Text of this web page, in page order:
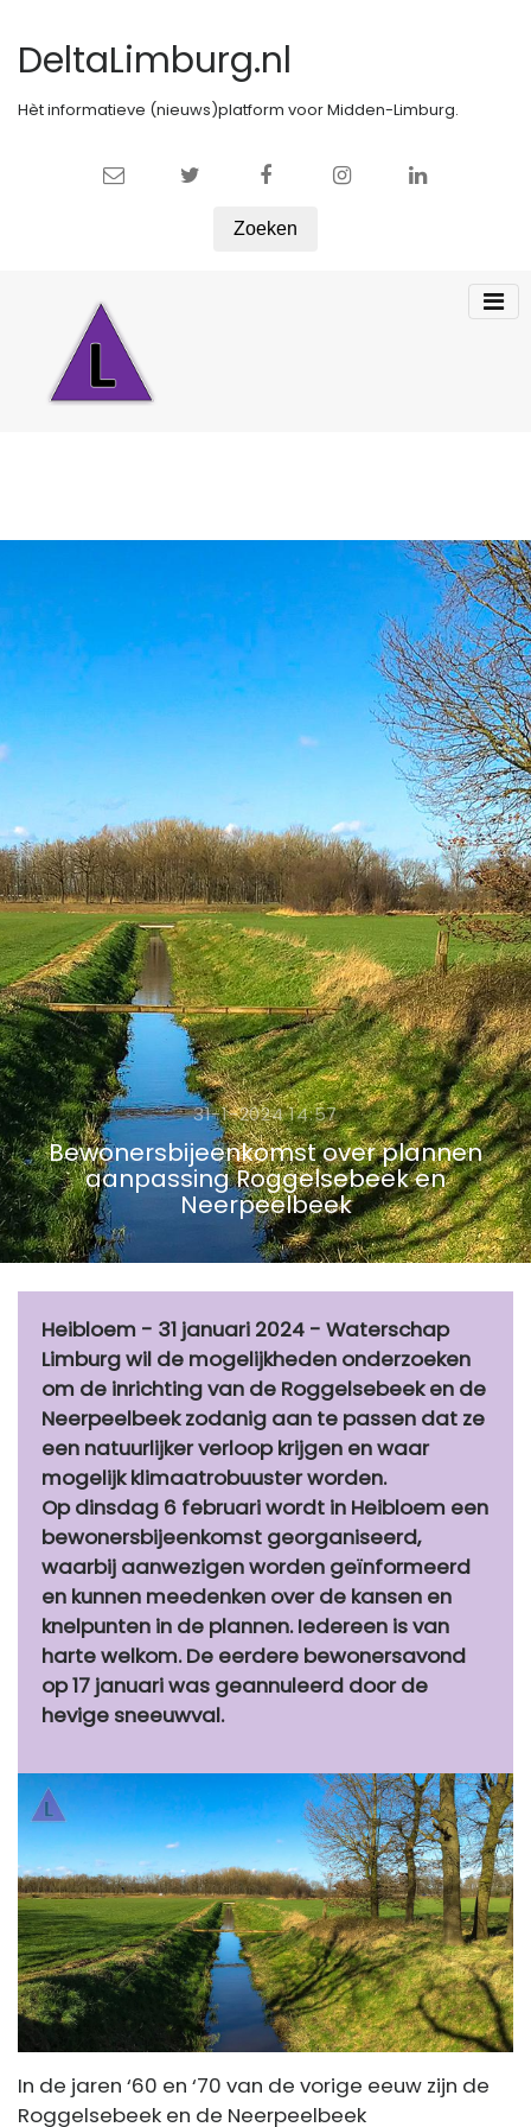
DeltaLimburg.nl
Hèt informatieve (nieuws)platform voor Midden-Limburg.
Zoeken
31-1-2024 14:57
Bewonersbijeenkomst over plannen
aanpassing Roggelsebeek en
Neerpeelbeek
Heibloem - 31 januari 2024 - Waterschap
Limburg wil de mogelijkheden onderzoeken
om de inrichting van de Roggelsebeek en de
Neerpeelbeek zodanig aan te passen dat ze
een natuurlijker verloop krijgen en waar
mogelijk klimaatrobuuster worden.
Op dinsdag 6 februari wordt in Heibloem een
bewonersbijeenkomst georganiseerd,
waarbij aanwezigen worden geïnformeerd
en kunnen meedenken over de kansen en
knelpunten in de plannen. Iedereen is van
harte welkom. De eerdere bewonersavond
op 17 januari was geannuleerd door de
hevige sneeuwval.
In de jaren ‘60 en ‘70 van de vorige eeuw zijn de
Roggelsebeek en de Neerpeelbeek